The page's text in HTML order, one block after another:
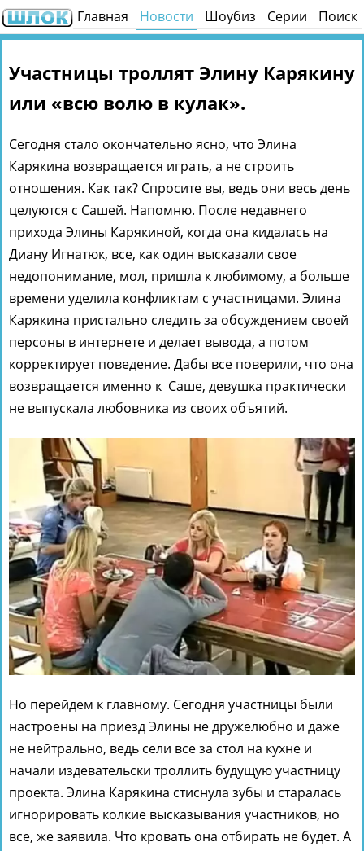
Главная Новости Шоубиз Серии Поиск
Участницы троллят Элину Карякину
или «всю волю в кулак».
Сегодня стало окончательно ясно, что Элина
Карякина возвращается играть, а не строить
отношения. Как так? Спросите вы, ведь они весь день
целуются с Сашей. Напомню. После недавнего
прихода Элины Карякиной, когда она кидалась на
Диану Игнатюк, все, как один высказали свое
недопонимание, мол, пришла к любимому, а больше
времени уделила конфликтам с участницами. Элина
Карякина пристально следить за обсуждением своей
персоны в интернете и делает вывода, а потом
корректирует поведение. Дабы все поверили, что она
возвращается именно к Саше, девушка практически
не выпускала любовника из своих объятий.
Но перейдем к главному. Сегодня участницы были
настроены на приезд Элины не дружелюбно и даже
не нейтрально, ведь сели все за стол на кухне и
начали издевательски троллить будущую участницу
проекта. Элина Карякина стиснула зубы и старалась
игнорировать колкие высказывания участников, но
все, же заявила. Что кровать она отбирать не будет. А